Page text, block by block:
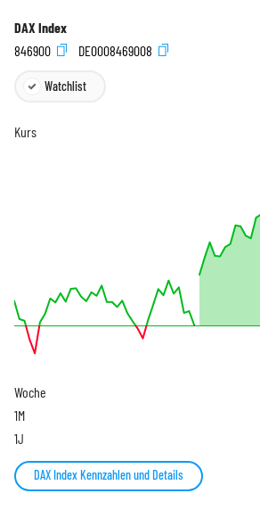
DAX Index
846900
DE0008469008
Watchlist
Kurs
Woche
1M
1J
DAX Index Kennzahlen und Details